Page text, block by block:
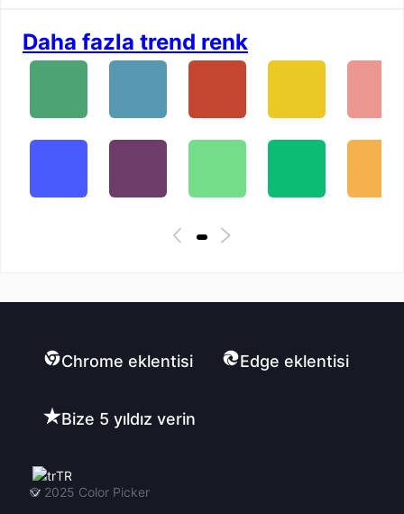
Daha fazla trend renk
Chrome eklentisi Edge eklentisi
Bize 5 yıldız verin
TR
© 2025 Color Picker